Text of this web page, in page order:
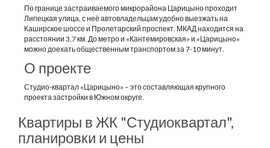
По границе застраиваемого микрорайона Царицыно проходит
Липецкая улица, с неё автовладельцам удобно выезжать на
Каширское шоссе и Пролетарский проспект. МКАД находится на
расстоянии 3,7 км. До метро и «Кантемировская» и «Царицыно»
можно доехать общественным транспортом за 7-10 минут.
О проекте
Студио-квартал «Царицыно» – это составляющая крупного
проекта застройки в Южном округе.
Квартиры в ЖК "Студиоквартал",
планировки и цены